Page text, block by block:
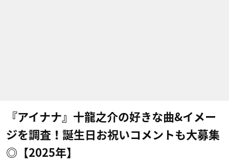
『アイナナ』十龍之介の好きな曲&イメー
ジを調査！誕生日お祝いコメントも大募集
◎【2025年】